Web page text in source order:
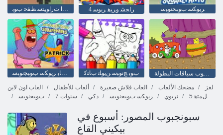
ﻲﻧﺍﻮﺟﺭﻷ ﺍ ﻥﺎﺧﺪﻟﺍ ﺕﺭﺍﻮﻴﺘﺳ ﻆﻔﺣ ﺏﻮﺑ 4 ﺭﺎﺠﺷ ﻭﺮﻴﻫ ﺮﺑﻮﺳ ﺮﻳﻮﻜﺳ ﺏﻮﺒﺠﻧﻮﺒﺳ
ﻚﻳﺮﺗﺎﺑ ﺮﻳﻮﻜﺳ ﺏﻮﺒﺠﻧﻮﺒﺳ ﺏﻮﺑ ﺞﻧﻮﺒﺳ ﻦﻳﻮﻠﺗ ﺏﺎﺘﻛ
سبونجبوب سباقات البطولة
العاب اون لاين
ألعاب للأطفال العاب فلاش صغيرة مضحك الألعاب
لغز
ﺏﻮﺒﺠﻧﻮﺒﺳ
7 سنوات ذكي ﺮﻳﻮﻜﺳ ﺏﻮﺒﺠﻧﻮﺒﺳ تربوي 5 ﻞﻤﺘﻫ
سبونجبوب المصور: أسبوع في
بيكيني القاع